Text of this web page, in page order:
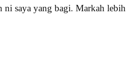
ni saya yang bagi. Markah lebih